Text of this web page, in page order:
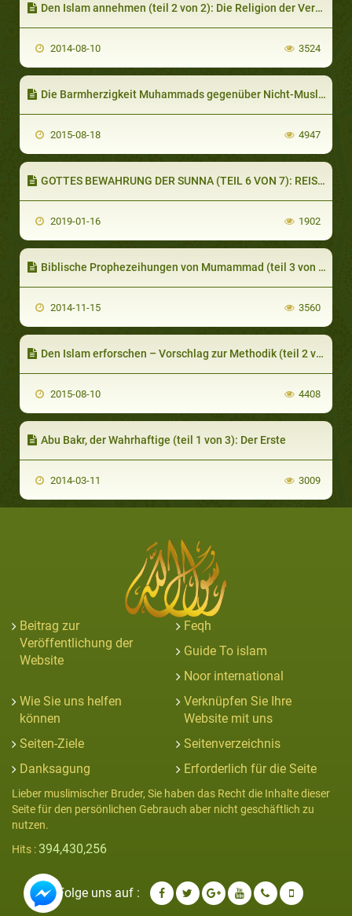
Den Islam annehmen (teil 2 von 2): Die Religion der Vergebung
2014-08-10 3524
Die Barmherzigkeit Muhammads gegenüber Nicht-Muslimen (teil 1 von 2)
2015-08-18 4947
GOTTES BEWAHRUNG DER SUNNA (TEIL 6 VON 7): REISEN UNTERNEHMEN, UM HADITHE ZU ERFORSCHEN
2019-01-16 1902
Biblische Prophezeihungen von Mumammad (teil 3 von 4): Prophezeihungen von Muhammad im Neuen Testament
2014-11-15 3560
Den Islam erforschen – Vorschlag zur Methodik (teil 2 von 4): Logische Schritte führen zu logischen Schlüssen
2015-08-10 4408
Abu Bakr, der Wahrhaftige (teil 1 von 3): Der Erste
2014-03-11 3009
Beitrag zur
Veröffentlichung der
Website
Feqh
Guide To islam
Noor international
Wie Sie uns helfen
können
Verknüpfen Sie Ihre
Website mit uns
Seiten-Ziele
Seitenverzeichnis
Danksagung
Erforderlich für die Seite
Lieber muslimischer Bruder, Sie haben das Recht die Inhalte dieser
Seite für den persönlichen Gebrauch aber nicht geschäftlich zu
nutzen.
Hits : 394,430,256
Folge uns auf :